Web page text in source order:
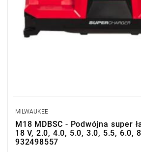
MILWAUKEE
M18 MDBSC - Podwójna super
18 V, 2.0, 4.0, 5.0, 3.0, 5.5, 6.0,
932498557